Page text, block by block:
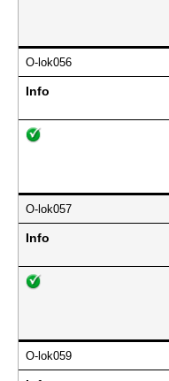
O-lok056
Info
O-lok057
Info
O-lok059